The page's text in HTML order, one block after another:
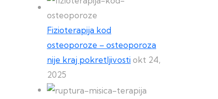
Fizioterapija kod
osteoporoze – osteoporoza
nije kraj pokretljivostiokt 24,
2025